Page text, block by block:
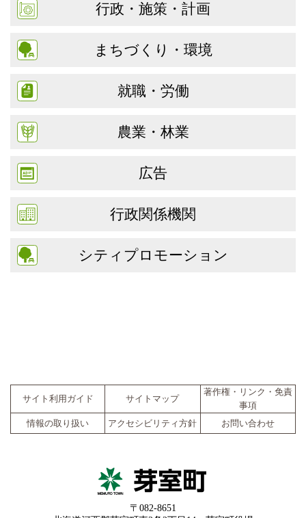
行政・施策・計画
まちづくり・環境
就職・労働
農業・林業
広告
行政関係機関
シティプロモーション
サイト利用ガイド サイトマップ
著作権・リンク・免責
事項
情報の取り扱い
アクセシビリティ方針 お問い合わせ
〒082-8651